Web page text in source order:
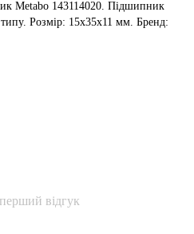
Metabo 143114020. Підшипник
Розмір: 15x35x11 мм. Бренд:
відгук